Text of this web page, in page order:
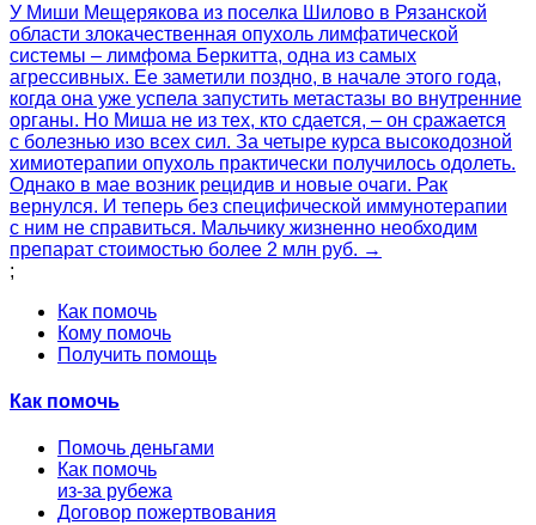
У Миши Мещерякова из поселка Шилово в Рязанской
области злокачественная опухоль лимфатической
системы – лимфома Беркитта, одна из самых
агрессивных. Ее заметили поздно, в начале этого года,
когда она уже успела запустить метастазы во внутренние
органы. Но Миша не из тех, кто сдается, – он сражается
с болезнью изо всех сил. За четыре курса высокодозной
химиотерапии опухоль практически получилось одолеть.
Однако в мае возник рецидив и новые очаги. Рак
вернулся. И теперь без специфической иммунотерапии
с ним не справиться. Мальчику жизненно необходим
препарат стоимостью более 2 млн руб. →
;
Как помочь
Кому помочь
Получить помощь
Как помочь
Помочь деньгами
Как помочь
из-за рубежа
Договор пожертвования